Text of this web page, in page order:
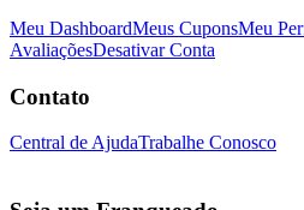
Meu DashboardMeus CuponsMeu
AvaliaçõesDesativar Conta
Contato
Central de AjudaTrabalhe Conosco